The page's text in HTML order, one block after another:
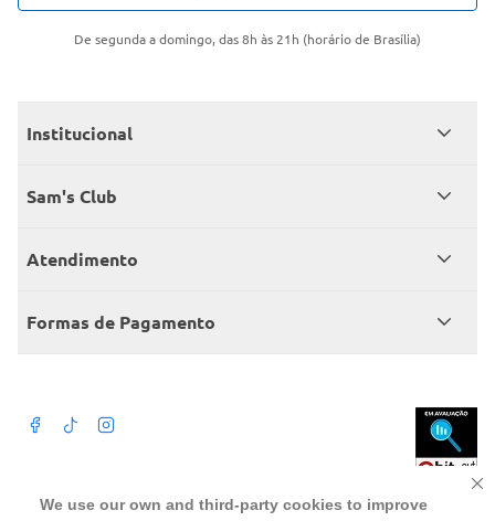
We use our own and third-party cookies to improve
De segunda a domingo, das 8h às 21h (horário de Brasília)
Institucional
Quem somos
Encontre um Clube
Sam's Club
Seja sócio
Member’s Mark
Atendimento
Fale conosco
Atendimento em libras
Formas de Pagamento
Beba com moderação. A Venda e o consumo de bebida alcoólica são
proibidos para menores de 18 anos. Preços, ofertas e condições exclusivas